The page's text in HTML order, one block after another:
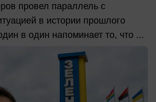
провел параллель с
в истории прошлого
в один напоминает то, что ...